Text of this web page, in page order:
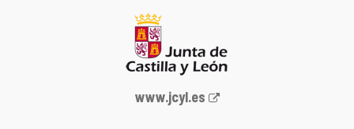
Portail
www.jcyl.es